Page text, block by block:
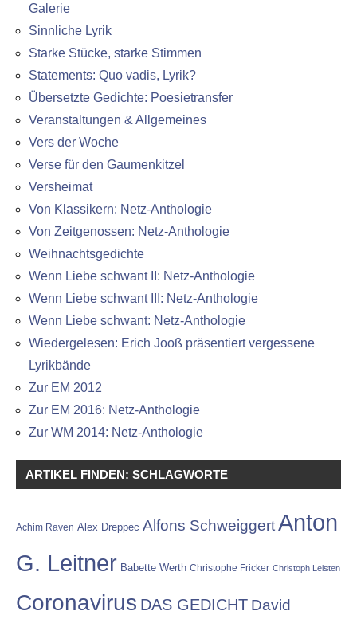
Galerie
Sinnliche Lyrik
Starke Stücke, starke Stimmen
Statements: Quo vadis, Lyrik?
Übersetzte Gedichte: Poesietransfer
Veranstaltungen & Allgemeines
Vers der Woche
Verse für den Gaumenkitzel
Versheimat
Von Klassikern: Netz-Anthologie
Von Zeitgenossen: Netz-Anthologie
Weihnachtsgedichte
Wenn Liebe schwant II: Netz-Anthologie
Wenn Liebe schwant III: Netz-Anthologie
Wenn Liebe schwant: Netz-Anthologie
Wiedergelesen: Erich Jooß präsentiert vergessene
Lyrikbände
Zur EM 2012
Zur EM 2016: Netz-Anthologie
Zur WM 2014: Netz-Anthologie
ARTIKEL FINDEN: SCHLAGWORTE
Achim Raven Alex Dreppec Alfons SchweiggertAnton
G. Leitner Babette Werth Christophe Fricker Christoph Leisten
Coronavirus DAS GEDICHT David